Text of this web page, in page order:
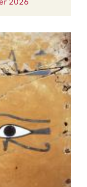
2026